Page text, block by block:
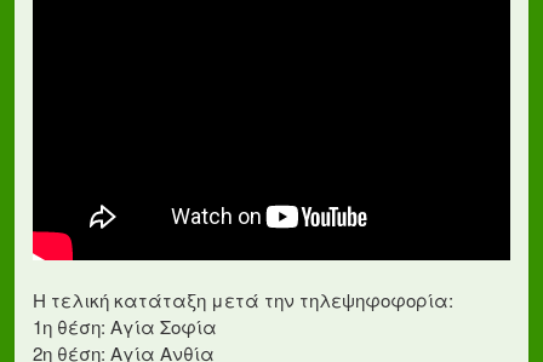
H τελική κατάταξη μετά την τηλεψηφοφορία:
1η θέση: Αγία Σοφία
2η θέση: Αγία Ανθία